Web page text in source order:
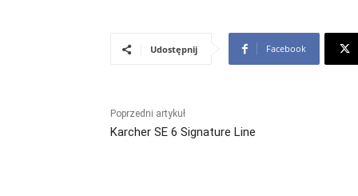
Udostępnij Facebook
Poprzedni artykuł
Karcher SE 6 Signature Line